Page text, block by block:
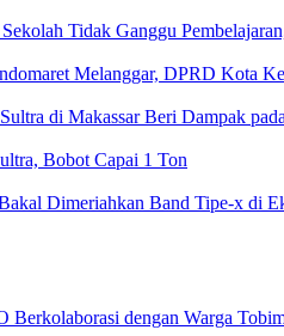
Tidak Ganggu
Melanggar, DPRD Kota
di Makassar Beri Dampak
Bobot Capai 1 Ton
Dimeriahkan Band Tipe-x di
Berkolaborasi dengan Warga